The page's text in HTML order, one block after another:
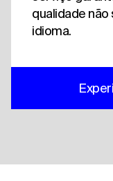
qualidade
idioma.